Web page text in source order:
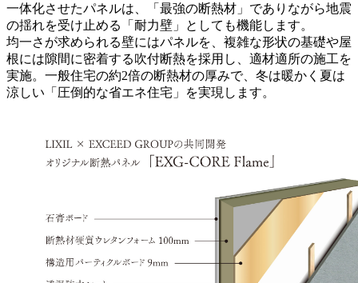
一体化させたパネルは、
「最強の断熱材」でありながら地震
の揺れを受け止める「耐力壁」
としても機能します。
均一さが求められる壁にはパネルを、複雑な形状の基礎や屋
根には隙間に密着する吹付断熱を採用し、適材適所の施工を
実施。一般住宅の約2倍の断熱材の厚みで、 冬は暖かく夏は
涼しい「圧倒的な省エネ住宅」
を実現します。